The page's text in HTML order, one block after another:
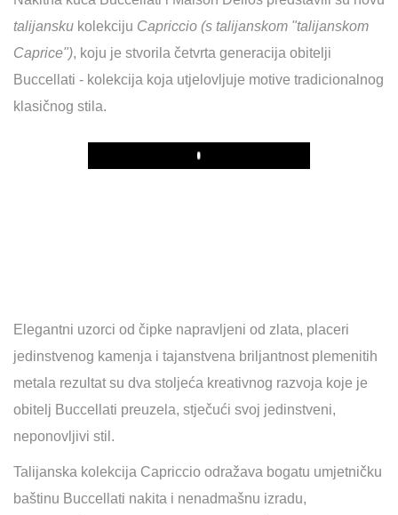
talijansku kolekciju Capriccio (s talijanskom "talijanskom
Caprice"), koju je stvorila četvrta generacija obitelji
Buccellati - kolekcija koja utjelovljuje motive tradicionalnog
klasičnog stila.
Play
Elegantni uzorci od čipke napravljeni od zlata, placeri
jedinstvenog kamenja i tajanstvena briljantnost plemenitih
metala rezultat su dva stoljeća kreativnog razvoja koje je
obitelj Buccellati preuzela, stječući svoj jedinstveni,
neponovljivi stil.
Talijanska kolekcija Capriccio odražava bogatu umjetničku
baštinu Buccellati nakita i nenadmašnu izradu,